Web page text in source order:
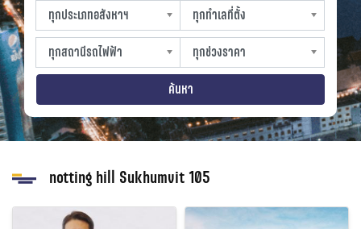
ทุกประเภทอสังหาฯ
ทุกประเภทอสังหาฯ
sproperty
ทุกทำเลที่ตั้ง
ทุกทำเลที่ตั้ง
slocation
ทุกสถานีรถไฟฟ้า
ทุกสถานีรถไฟฟ้า
strain-station
ทุกช่วงราคา
ทุกช่วงราคา
sprice
ค้นหา
notting hill Sukhumvit 105